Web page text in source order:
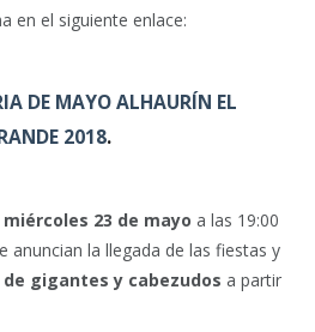
en el siguiente enlace:
DE MAYO ALHAURÍN EL
2018.
miércoles 23 de mayo a las 19:00
anuncian la llegada de las fiestas y
gigantes y cabezudos a partir